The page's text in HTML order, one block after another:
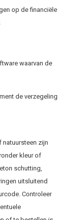
op de financiële
waarvan de
de verzegeling
zijn
kleur of
schutting,
uitsluitend
Controleer